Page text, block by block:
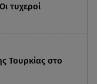
τυχεροί
Τουρκίας στο